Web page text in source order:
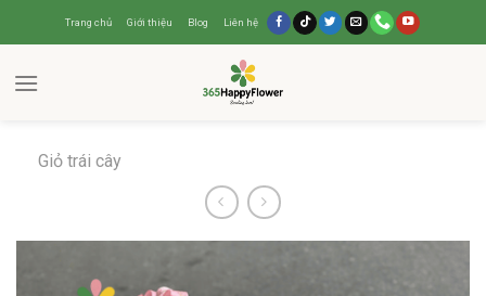
Trang chủ Giới thiệu Blog Liên hệ
Giỏ trái cây